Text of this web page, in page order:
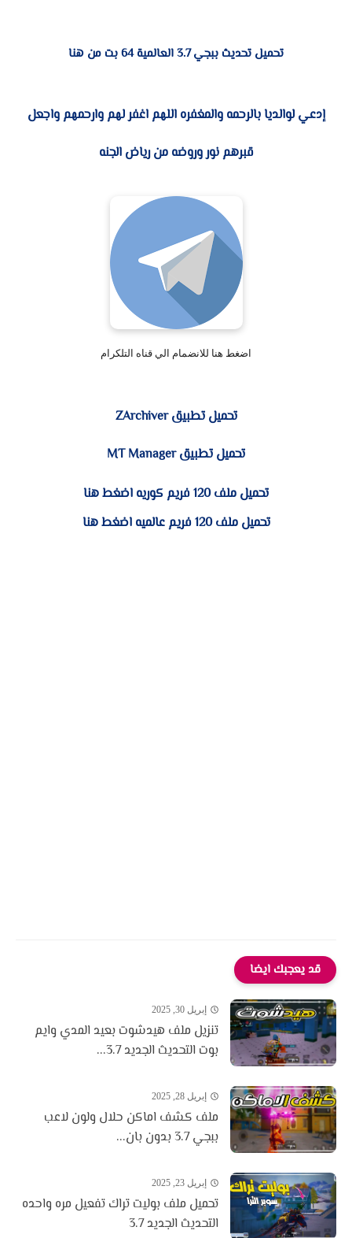
تحميل تحديث ببجي 3.7 العالمية 64 بت من هنا
إدعي لوالديا بالرحمه والمغفره اللهم اغفر لهم وارحمهم واجعل
قبرهم نور وروضه من رياض الجنه
اضغط هنا للانضمام الي قناه التلكرام
تحميل تطبيق ZArchiver
تحميل تطبيق MT Manager
تحميل ملف 120 فريم كوريه اضغط هنا
تحميل ملف 120 فريم عالميه اضغط هنا
قد يعجبك ايضا
إبريل 30, 2025
تنزيل ملف هيدشوت بعيد المدي وايم
بوت التحديث الجديد 3.7...
إبريل 28, 2025
ملف كشف اماكن حلال ولون لاعب
ببجي 3.7 بدون بان...
إبريل 23, 2025
تحميل ملف بوليت تراك تفعيل مره واحده
التحديث الجديد 3.7